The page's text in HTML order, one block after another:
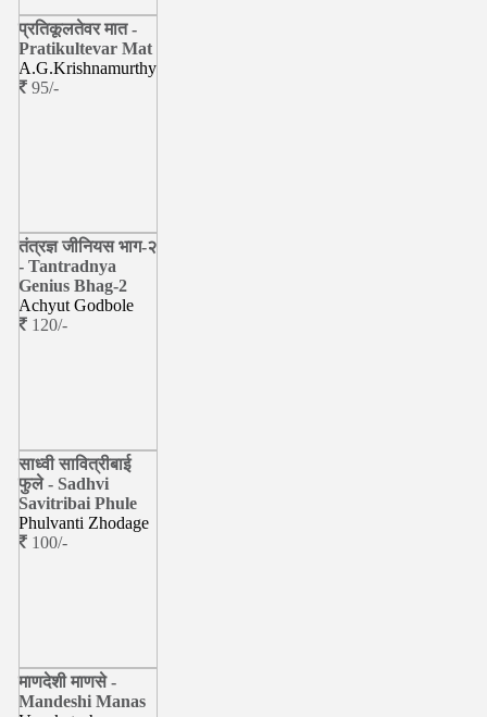
प्रतिकूलतेवर मात -
Pratikultevar Mat
A.G.Krishnamurthy
95/-
तंत्रज्ञ जीनियस भाग-२
- Tantradnya
Genius Bhag-2
Achyut Godbole
120/-
साध्वी सावित्रीबाई
फुले - Sadhvi
Savitribai Phule
Phulvanti Zhodage
100/-
माणदेशी माणसे -
Mandeshi Manas